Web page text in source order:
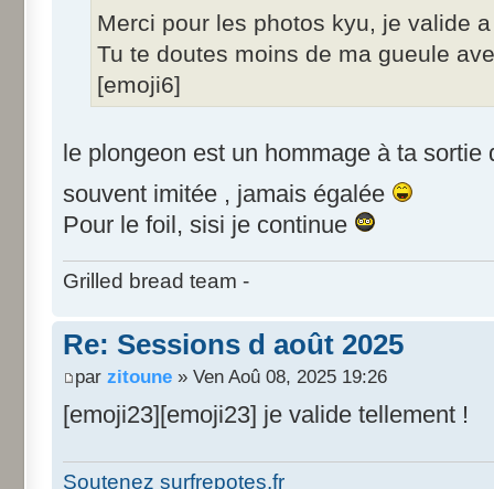
Merci pour les photos kyu, je valide
Tu te doutes moins de ma gueule
[emoji6]
le plongeon est un hommage à ta
souvent imitée , jamais égalée
Pour le foil, sisi je continue
Grilled bread team -
Re: Sessions d août 2025
par zitoune » Ven Aoû 08, 2025 19:26
[emoji23][emoji23] je valide tellement !
Soutenez surfrepotes.fr